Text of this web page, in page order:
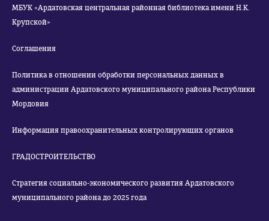
МБУК «Ардатовская центральная районная библиотека имени Н.К.
Крупской»
Соглашения
Политика в отношении обработки персональных данных в
администрации Ардатовского муниципального района Республики
Мордовия
Информация правоохранительных контролирующих органов
ГРАДОСТРОИТЕЛЬСТВО
Стратегия социально-экономического развития Ардатовского
муниципального района до 2025 года